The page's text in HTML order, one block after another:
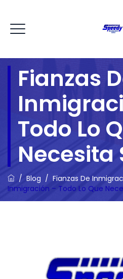
Fianzas
Todo Lo
Necesita
/ Blog / Fianzas De
Inmigración – Todo Lo Que